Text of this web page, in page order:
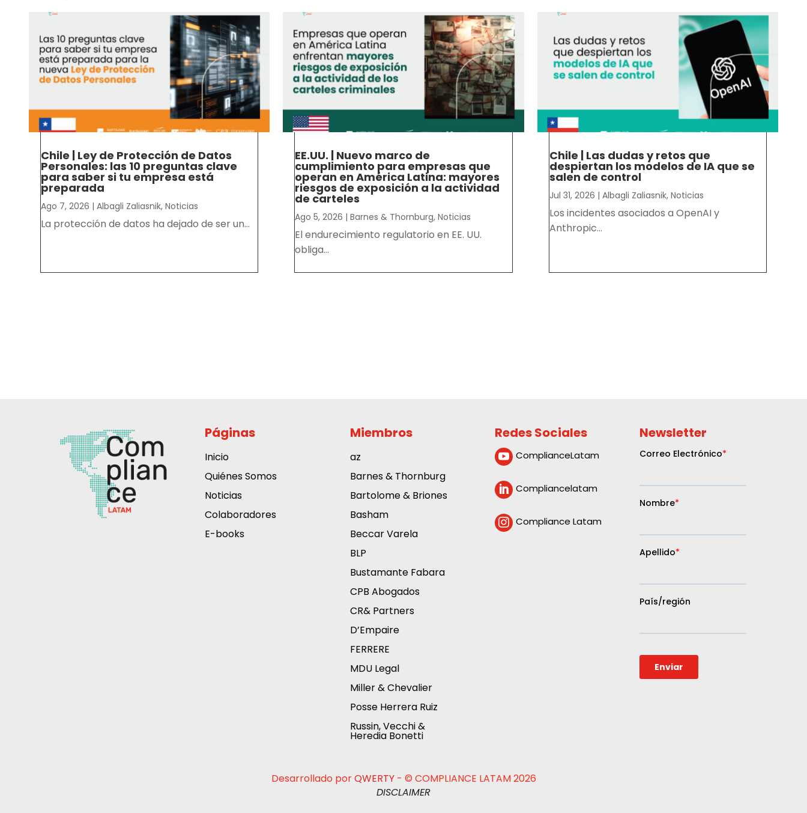
Chile | Ley de Protección de Datos
Personales: las 10 preguntas clave
para saber si tu empresa está
preparada
Ago 7, 2026 |Albagli Zaliasnik,Noticias
La protección de datos ha dejado de ser un...
EE.UU. | Nuevo marco de
cumplimiento para empresas que
operan en América Latina: mayores
riesgos de exposición a la actividad
de carteles
Ago 5, 2026 |Barnes & Thornburg,Noticias
El endurecimiento regulatorio en EE. UU.
obliga...
Chile | Las dudas y retos que
despiertan los modelos de IA que se
salen de control
Jul 31, 2026 | Albagli Zaliasnik, Noticias
Los incidentes asociados a OpenAI y
Anthropic...
Páginas
Inicio
Quiénes Somos
Noticias
Colaboradores
E-books
Miembros
az
Barnes & Thornburg
Bartolome & Briones
Basham
Beccar Varela
BLP
Bustamante Fabara
CPB Abogados
CR& Partners
D’Empaire
FERRERE
MDU Legal
Miller & Chevalier
Posse Herrera Ruiz
Russin, Vecchi &
Heredia Bonetti
Redes Sociales
 ComplianceLatam
 Compliancelatam
 Compliance Latam
Newsletter
Desarrollado porQWERTY- © COMPLIANCE LATAM 2026
DISCLAIMER